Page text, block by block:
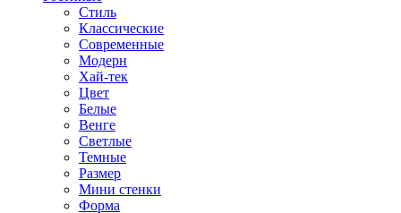
Стиль
Классические
Современные
Модерн
Хай-тек
Цвет
Белые
Венге
Светлые
Темные
Размер
Мини стенки
Форма